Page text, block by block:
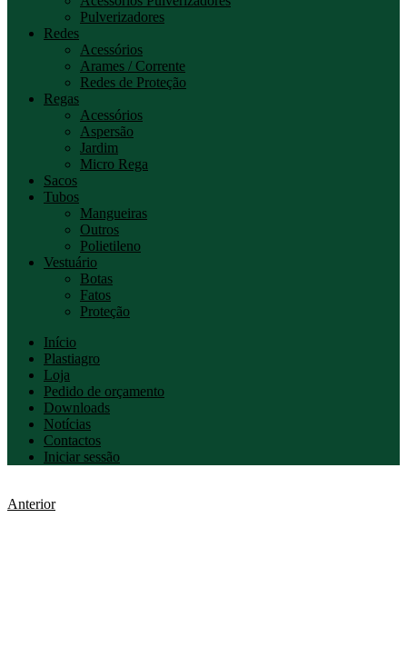
Pulverizadores
Redes
Acessórios
Arames / Corrente
Redes de Proteção
Regas
Acessórios
Aspersão
Jardim
Micro Rega
Sacos
Tubos
Mangueiras
Outros
Polietileno
Vestuário
Botas
Fatos
Proteção
Início
Plastiagro
Loja
Pedido de orçamento
Downloads
Notícias
Contactos
Iniciar sessão
Anterior